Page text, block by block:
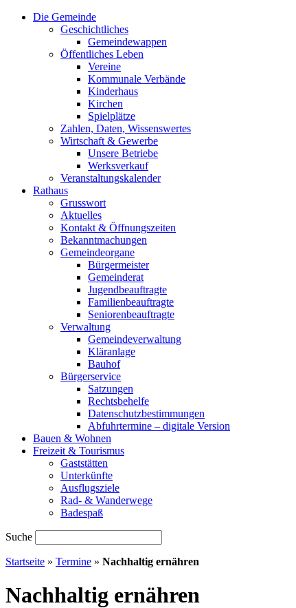
Die Gemeinde
Geschichtliches
Gemeindewappen
Öffentliches Leben
Vereine
Kommunale Verbände
Kinderhaus
Kirchen
Spielplätze
Zahlen, Daten, Wissenswertes
Wirtschaft & Gewerbe
Unsere Betriebe
Werksverkauf
Veranstaltungskalender
Rathaus
Grusswort
Aktuelles
Kontakt & Öffnungszeiten
Bekanntmachungen
Gemeindeorgane
Bürgermeister
Gemeinderat
Jugendbeauftragte
Familienbeauftragte
Seniorenbeauftragte
Verwaltung
Gemeindeverwaltung
Kläranlage
Bauhof
Bürgerservice
Satzungen
Rechtsbehelfe
Datenschutzbestimmungen
Abfuhrtermine – digitale Version
Bauen & Wohnen
Freizeit & Tourismus
Gaststätten
Unterkünfte
Ausflugsziele
Rad- & Wanderwege
Badespaß
Suche
Startseite » Termine » Nachhaltig ernähren
Nachhaltig ernähren